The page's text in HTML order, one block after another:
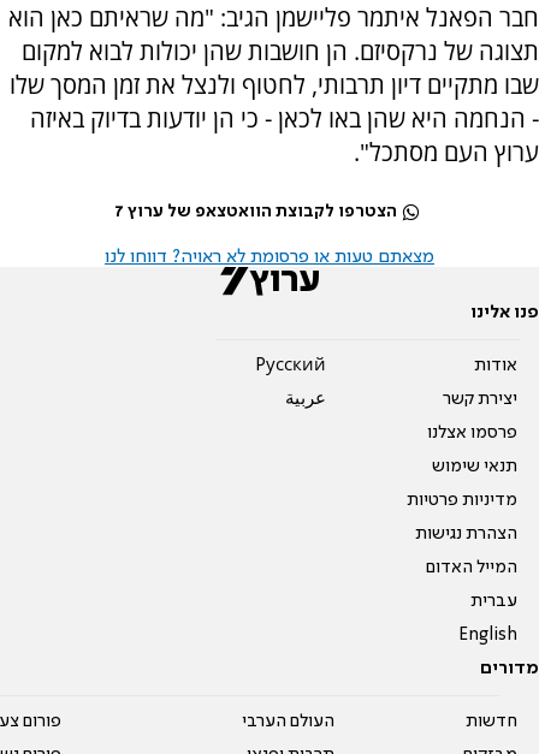
חבר הפאנל איתמר פליישמן הגיב: "מה שראיתם כאן הוא
תצוגה של נרקסיזם. הן חושבות שהן יכולות לבוא למקום
שבו מתקיים דיון תרבותי, לחטוף ולנצל את זמן המסך שלו
- הנחמה היא שהן באו לכאן - כי הן יודעות בדיוק באיזה
ערוץ העם מסתכל".
הצטרפו לקבוצת הוואטצאפ של ערוץ 7
מצאתם טעות או פרסומת לא ראויה? דווחו לנו
פנו אלינו
אודות
יצירת קשר
פרסמו אצלנו
תנאי שימוש
מדיניות פרטיות
הצהרת נגישות
המייל האדום
עברית
English
Pусский
عربية
מדורים
חדשות
העולם הערבי
פורום